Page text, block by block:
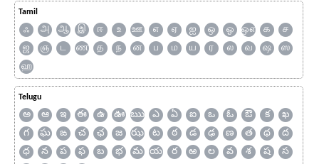
Tamil
ஃ அ ஆ இ ஈ உ ஊ எ ஏ ஐ ஒ ஓ ஔ க
ச
ஜ
ஞ ட ண த ந ன ப ம ய ர ல வ ஷ
ஸ
ஹ
Telugu
అ ఆ ఇ ఈ ఉ ఊ ఋ ఎ ఏ ఐ ఒ ఓ ఔ క
ఖ
గ
ఘ ఙ చ ఛ జ ఝ ట ఠ డ ఢ ణ త థ
ద
ధ
న ప ఫ బ భ మ య ర ఱ ల వ శ ష
స